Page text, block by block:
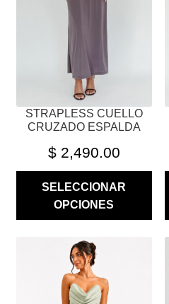
STRAPLESS CUELLO
CRUZADO ESPALDA
$2,490.00
SELECCIONAR
OPCIONES
DE
PRODUCTO
MÚLTIPLES